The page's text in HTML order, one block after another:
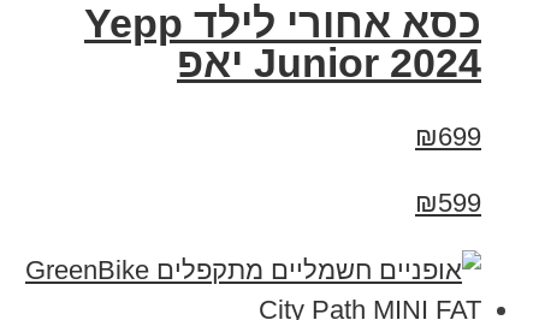
כסא אחורי לילד Yepp
Junior 2024 יאפ
₪699
₪599